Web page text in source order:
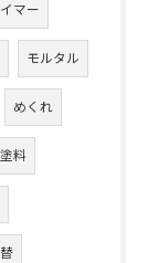
マー
モルタル
めくれ
料